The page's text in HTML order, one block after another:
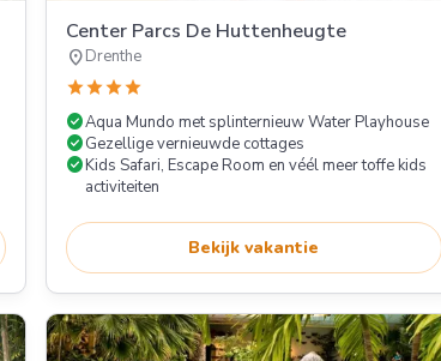
Center Parcs De Huttenheugte
location_onDrenthe
starstarstarstar
check_circleAqua Mundo met splinternieuw Water Playhouse
check_circleGezellige vernieuwde cottages
check_circleKids Safari, Escape Room en véél meer toffe kids
activiteiten
Bekijk vakantie